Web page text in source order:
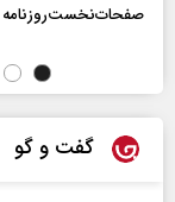
صفحات‌نخست‌روزنامه ها‌ی
گفت و گو